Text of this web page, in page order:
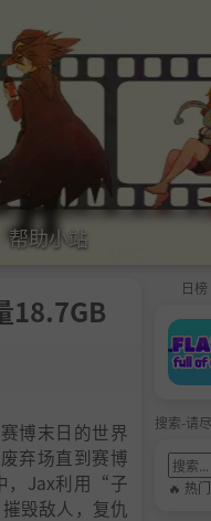
帮助小站
18.7GB
博末日的世界
弃场直到赛博
，Jax利用“子
毁敌人，复仇
日榜
搜索-请
🔥 热